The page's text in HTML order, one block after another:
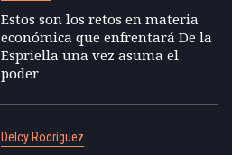
Estos son los retos en materia
económica que enfrentará De la
Espriella una vez asuma el
poder
Delcy Rodríguez